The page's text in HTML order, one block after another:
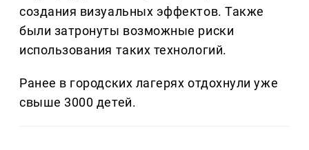
создания визуальных эффектов. Также
были затронуты возможные риски
использования таких технологий.
Ранее в городских лагерях отдохнули уже
свыше 3000 детей.